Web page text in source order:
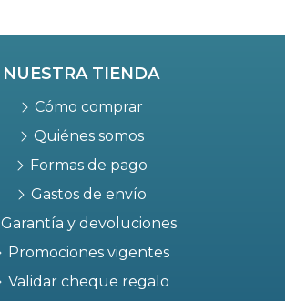
NUESTRA TIENDA
Cómo comprar
Quiénes somos
Formas de pago
Gastos de envío
Garantía y devoluciones
Promociones vigentes
Validar cheque regalo